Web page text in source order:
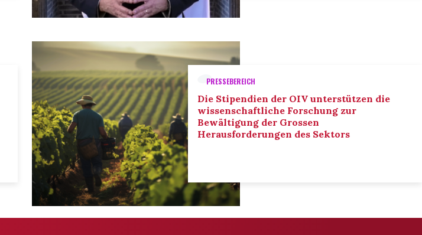
PRESSEBEREICH
Die Stipendien der OIV unterstützen die
wissenschaftliche Forschung zur
Bewältigung der Grossen
Herausforderungen des Sektors